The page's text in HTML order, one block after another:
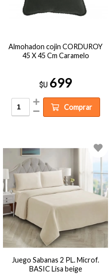
Almohadon cojin CORDUROY
45 X 45 Cm Caramelo
$U 699
Comprar
Juego Sabanas 2 PL. Microf.
BASIC Lisa beige